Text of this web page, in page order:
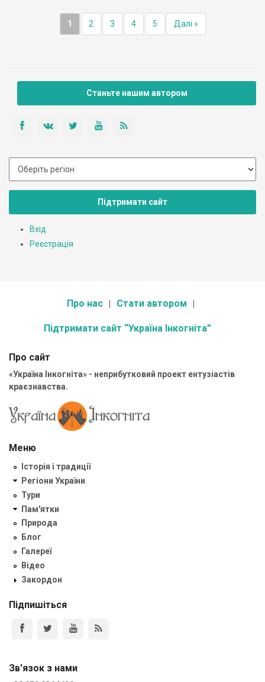
1 2 3 4 5 Далі »
Станьте нашим автором
Підтримати сайт
Вхід
Реєстрація
Про нас Стати автором
Підтримати сайт “Україна Інкогніта”
Про сайт
«Україна Інкогніта» - неприбутковий проект ентузіастів
краєзнавства.
Меню
Історія і традиції
Регіони України
Тури
Пам'ятки
Природа
Блог
Галереї
Відео
Закордон
Підпишіться
Зв'язок з нами